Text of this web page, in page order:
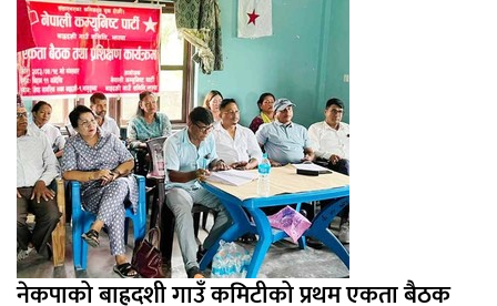
नेकपाको बाह्रदशी गाउँ कमिटीको प्रथम एकता बैठक